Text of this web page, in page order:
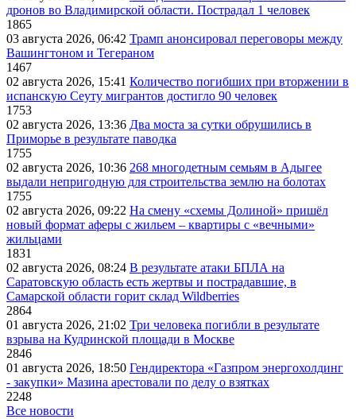
дронов во Владимирской области. Пострадал 1 человек
1865
03 августа 2026, 06:42 Трамп анонсировал переговоры между
Вашингтоном и Тегераном
1467
02 августа 2026, 15:41 Количество погибших при вторжении в
испанскую Сеуту мигрантов достигло 90 человек
1753
02 августа 2026, 13:36 Два моста за сутки обрушились в
Приморье в результате паводка
1755
02 августа 2026, 10:36 268 многодетным семьям в Адыгее
выдали непригодную для строительства землю на болотах
1755
02 августа 2026, 09:22 На смену «схемы Долиной» пришёл
новый формат аферы с жильем – квартиры с «вечными»
жильцами
1831
02 августа 2026, 08:24 В результате атаки БПЛА на
Саратовскую область есть жертвы и пострадавшие, в
Самарской области горит склад Wildberries
2864
01 августа 2026, 21:02 Три человека погибли в результате
взрыва на Кудринской площади в Москве
2846
01 августа 2026, 18:50 Гендиректора «Газпром энергохолдинг
- закупки» Мазина арестовали по делу о взятках
2248
Все новости